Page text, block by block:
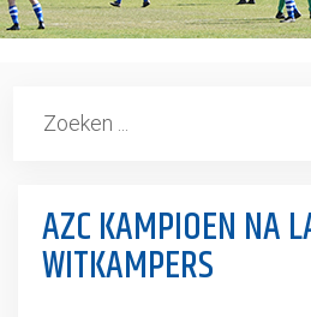
AZC KAMPIOEN NA
WITKAMPERS